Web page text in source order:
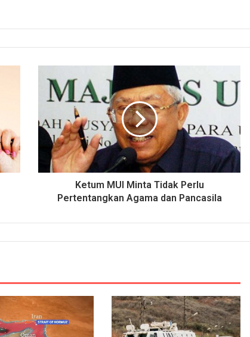
Ketum MUI Minta Tidak Perlu
Pertentangkan Agama dan Pancasila